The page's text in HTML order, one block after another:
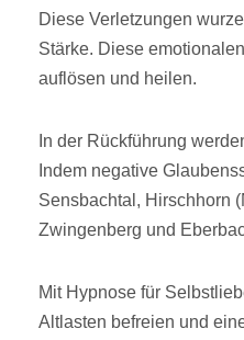
Diese Verletzungen
Stärke. Diese
auflösen und heilen.
In der Rückführung
Indem negative
Sensbachtal, Hirschhorn
Zwingenberg und
Mit Hypnose für
Altlasten befreien und